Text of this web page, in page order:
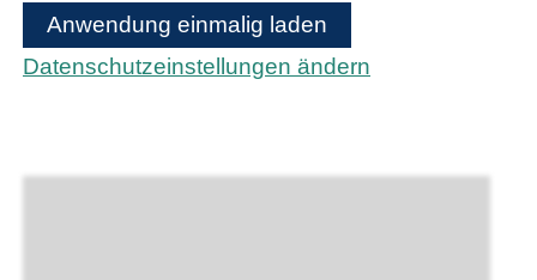
Anwendung einmalig laden
Datenschutzeinstellungen ändern